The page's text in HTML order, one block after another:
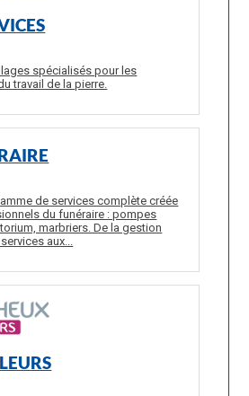
spécialisés pour les
travail de la pierre.
de services complète créée
du funéraire : pompes
marbriers. De la gestion
aux...